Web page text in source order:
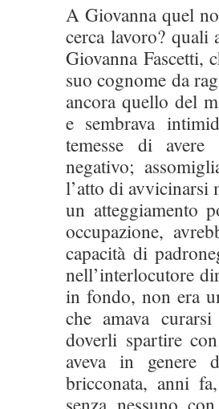
A Giovanna quel
cerca lavoro? quali
Giovanna Fascetti,
suo cognome da
ancora quello del
e sembrava
temesse di
negativo;
l’atto di avvicinarsi
un atteggiamento
occupazione,
capacità di
nell’interlocutore
in fondo, non era
che amava
doverli spartire
aveva in genere
bricconata, anni
senza nessuno